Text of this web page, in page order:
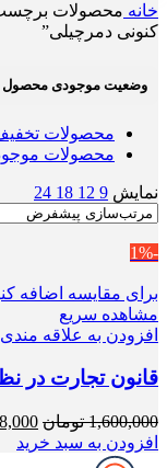
خانه محصولات
کنونی دمرچیلی”
وضعیت موجودی محصول
محصولات
محصولات
نمایش 9
12
18
24
-1%
برای مقایسه اضافه
مشاهده سریع
افزودن به علاقه مندی
قانون تجارت در
1,600,000 تومان
اصلی
افزودن به سبد خرید